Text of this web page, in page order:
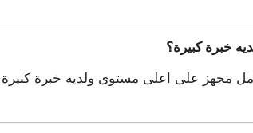
خبرة كبيرة؟
مجهز على اعلى مستوى ولديه خبرة